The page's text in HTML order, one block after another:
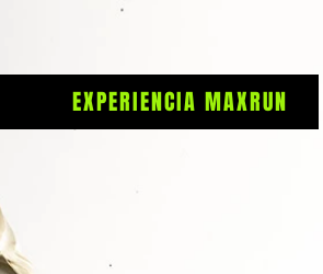
EXPERIENCIA MAXRUN